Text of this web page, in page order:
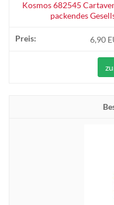
Kosmos 682545
packendes
6,90